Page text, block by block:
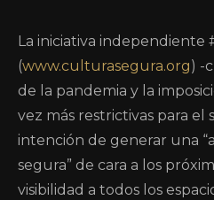
La iniciativa independiente
(www.culturasegura.org) -
de la pandemia y la
vez más restrictivas para el
intención de generar una
segura” de cara a los
visibilidad a todos los